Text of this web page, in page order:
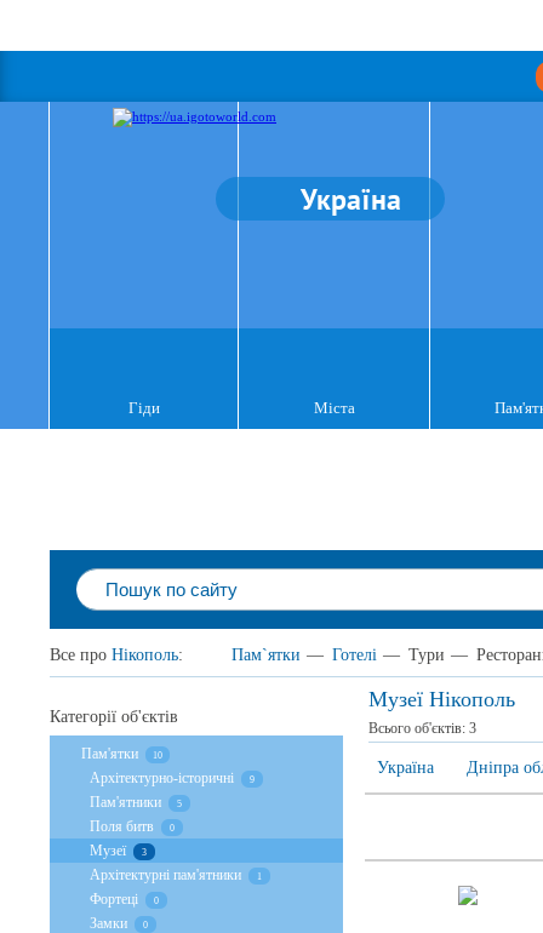
Україна
Гіди Міста
Все про Нікополь: Пам`ятки — Готелі — Тури —
Музеї Нікополь
Всього об'єктів: 3
Україна Дніпра
Категорії об'єктів
Пам'ятки 10
Архітектурно-історичні 9
Пам'ятники 5
Поля битв 0
Музеї 3
Архітектурні пам'ятники 1
Фортеці 0
Замки 0